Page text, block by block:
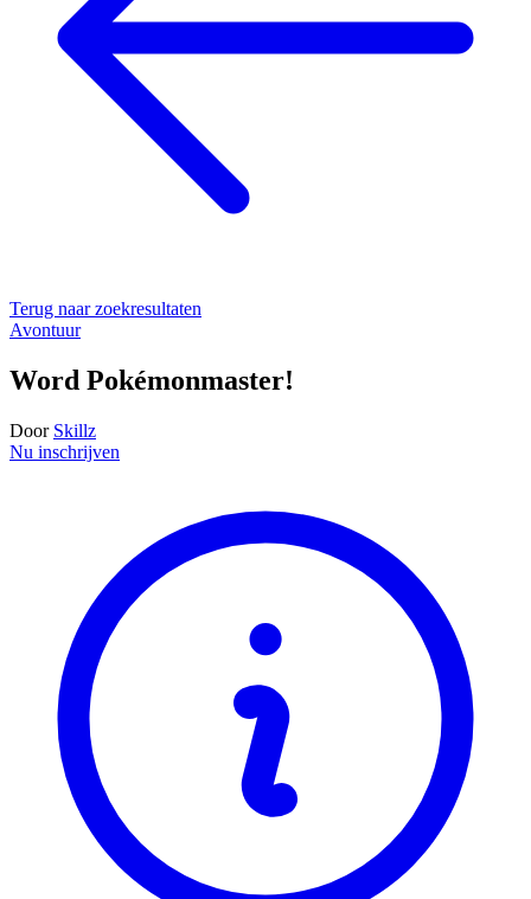
Terug naar zoekresultaten
Avontuur
Word Pokémonmaster!
Door Skillz
Nu inschrijven